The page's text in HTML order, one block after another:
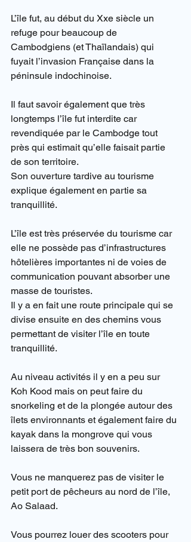
L’île fut, au début du Xxe siècle un
refuge pour beaucoup de
Cambodgiens (et Thaïlandais) qui
fuyait l’invasion Française dans la
péninsule indochinoise.
Il faut savoir également que très
longtemps l’île fut interdite car
revendiquée par le Cambodge tout
près qui estimait qu’elle faisait partie
de son territoire.
Son ouverture tardive au tourisme
explique également en partie sa
tranquillité.
L’île est très préservée du tourisme car
elle ne possède pas d’infrastructures
hôtelières importantes ni de voies de
communication pouvant absorber une
masse de touristes.
Il y a en fait une route principale qui se
divise ensuite en des chemins vous
permettant de visiter l’île en toute
tranquillité.
Au niveau activités il y en a peu sur
Koh Kood mais on peut faire du
snorkeling et de la plongée autour des
îlets environnants et également faire du
kayak dans la mongrove qui vous
laissera de très bon souvenirs.
Vous ne manquerez pas de visiter le
petit port de pêcheurs au nord de l’île,
Ao Salaad.
Vous pourrez louer des scooters pour